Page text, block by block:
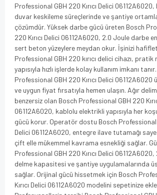
Professional GBH 220 Kırıcı Delici
duvar keskileme süreçlerinde ve şantiye
çözümdür. Yüksek darbe gücü üreten Bosch
220 Kırıcı Delici 06112A6020, 2.0 Joule darbe
sert beton yüzeylere meydan okur. İşinizi
Professional GBH 220 kırıcı delici cihazı,
yapısıyla hızlı işlerde kolay kullanım imkanı
Professional GBH 220 Kırıcı Delici 06112A6020
ve uygun fiyat fırsatıyla hemen ulaşın. Ağır
benzersiz olan Bosch Professional GBH 220
06112A6020, kablolu elektrikli yapısıyla her
gücü korur. Operatör dostu Bosch Professional
Delici 06112A6020, entegre ilave tutamağı
çift elle mükemmel kavrama esnekliği sağlar.
Professional GBH 220 Kırıcı Delici
delme kapasitesi ve şantiye uygulamalarında
sağlar. Orijinal gücü hissetmek için Bosch
Kırıcı Delici 06112A6020 modelini sepetinize